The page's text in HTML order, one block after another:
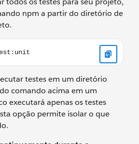
npm a partir do diretório de
testes em um diretório
comando acima em um
executará apenas os testes
opção permite isolar o que